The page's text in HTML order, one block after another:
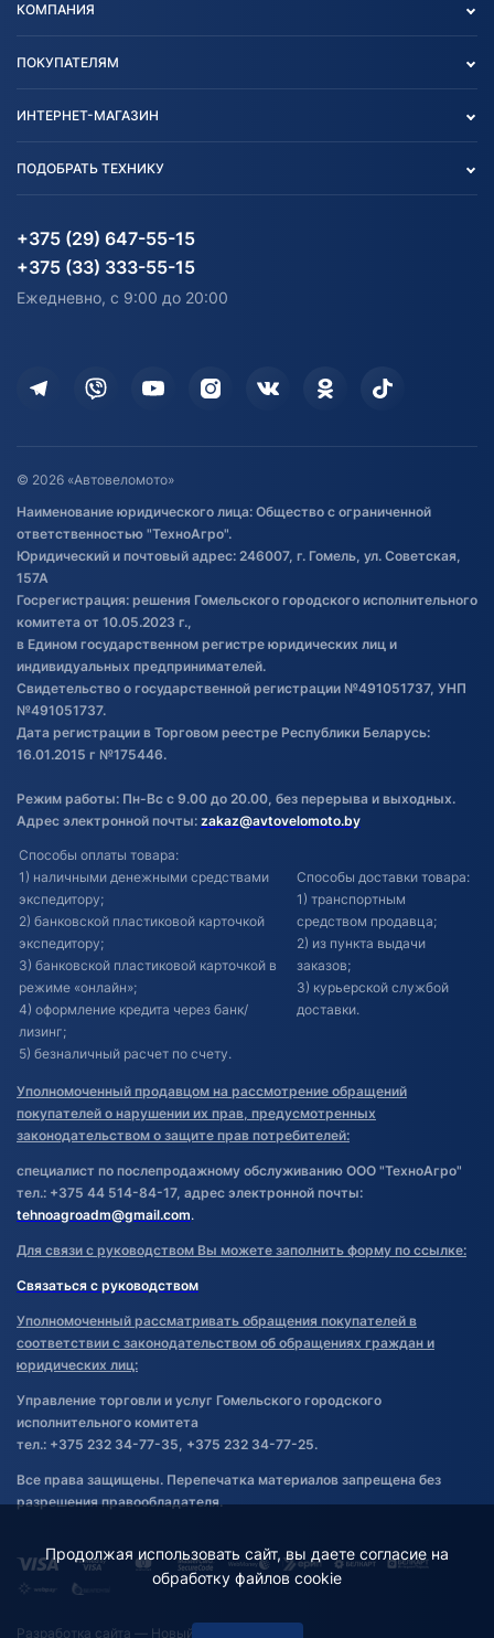
КОМПАНИЯ
Блог
Карта сайта
ПОКУПАТЕЛЯМ
Согласие на обработку
Информация до получения
согласия на обработку
Доставка
Дополнительные услуги
Оставить отзыв
Договор публичной оферты
Обработка файлов cookie
Постановка транспорта на учет
Обновления в ЭПТС 2024
ИНТЕРНЕТ-МАГАЗИН
Агротехника
Водный транспорт
Электротранспорт
Здоровье
ПОДОБРАТЬ ТЕХНИКУ
Агротехника
Электротранспорт
+375 (29) 647-55-15
+375 (33) 333-55-15
Ежедневно, с 9:00 до 20:00
© 2026 «Автовеломото»
Наименование юридического лица: Общество с ограниченной
ответственностью "ТехноАгро".
Юридический и почтовый адрес: 246007, г. Гомель, ул. Советская,
157А
Госрегистрация: решения Гомельского городского исполнительного
комитета от 10.05.2023 г.,
в Едином государственном регистре юридических лиц и
индивидуальных предпринимателей.
Свидетельство о государственной регистрации №491051737, УНП
№491051737.
Дата регистрации в Торговом реестре Республики Беларусь:
16.01.2015 г №175446.
Режим работы: Пн-Вс с 9.00 до 20.00, без перерыва и выходных.
Адрес электронной почты: zakaz@avtovelomoto.by
Способы оплаты товара:
1) наличными денежными средствами
экспедитору;
2) банковской пластиковой карточкой
экспедитору;
3) банковской пластиковой карточкой в
режиме «онлайн»;
4) оформление кредита через банк/
лизинг;
5) безналичный расчет по счету.
Способы доставки товара:
1) транспортным
средством продавца;
2) из пункта выдачи
заказов;
3) курьерской службой
доставки.
Уполномоченный продавцом на рассмотрение обращений
покупателей о нарушении их прав, предусмотренных
законодательством о защите прав потребителей:
специалист по послепродажному обслуживанию ООО "ТехноАгро"
тел.: +375 44 514-84-17, адрес электронной почты:
tehnoagroadm@gmail.com.
Для связи с руководством Вы можете заполнить форму по ссылке:
Связаться с руководством
Уполномоченный рассматривать обращения покупателей в
соответствии с законодательством об обращениях граждан и
юридических лиц:
Управление торговли и услуг Гомельского городского
исполнительного комитета
тел.: +375 232 34-77-35, +375 232 34-77-25.
Все права защищены. Перепечатка материалов запрещена без
разрешения правообладателя.
Разработка сайта — Новый Сайт
Продолжая использовать сайт, вы даете согласие на
обработку файлов cookie